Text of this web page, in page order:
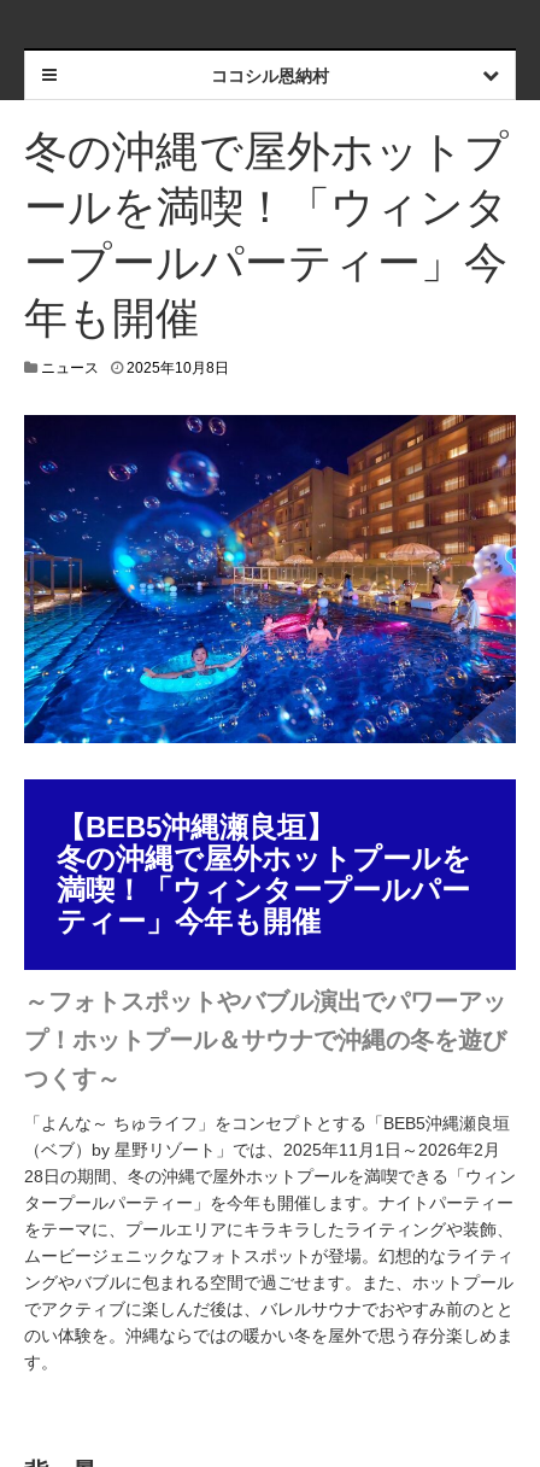
ココシル恩納村
冬の沖縄で屋外ホットプ
ールを満喫！「ウィンタ
ープールパーティー」今
年も開催
ニュース 2025年10月8日
年
月
8
日
【BEB5沖縄瀬良垣】
冬の沖縄で屋外ホットプールを
満喫！「ウィンタープールパー
ティー」今年も開催
～フォトスポットやバブル演出でパワーアッ
プ！ホットプール＆サウナで沖縄の冬を遊び
つくす～
「よんな～ ちゅライフ」をコンセプトとする「BEB5沖縄瀬良垣
（ベブ）by 星野リゾート」では、2025年11月1日～2026年2月
28日の期間、冬の沖縄で屋外ホットプールを満喫できる「ウィン
タープールパーティー」を今年も開催します。ナイトパーティー
をテーマに、プールエリアにキラキラしたライティングや装飾、
ムービージェニックなフォトスポットが登場。幻想的なライティ
ングやバブルに包まれる空間で過ごせます。また、ホットプール
でアクティブに楽しんだ後は、バレルサウナでおやすみ前のとと
のい体験を。沖縄ならではの暖かい冬を屋外で思う存分楽しめま
す。